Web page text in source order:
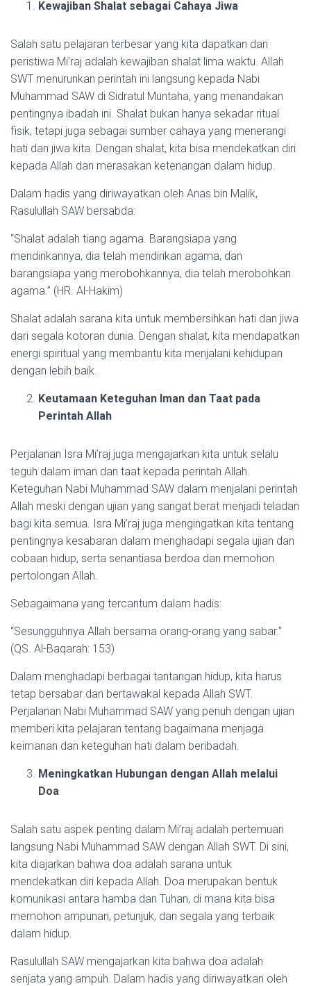
Kewajiban Shalat sebagai Cahaya Jiwa
Salah satu pelajaran terbesar yang kita dapatkan dari
peristiwa Mi’raj adalah kewajiban shalat lima waktu. Allah
SWT menurunkan perintah ini langsung kepada Nabi
Muhammad SAW di Sidratul Muntaha, yang menandakan
pentingnya ibadah ini. Shalat bukan hanya sekadar ritual
fisik, tetapi juga sebagai sumber cahaya yang menerangi
hati dan jiwa kita. Dengan shalat, kita bisa mendekatkan diri
kepada Allah dan merasakan ketenangan dalam hidup.
Dalam hadis yang diriwayatkan oleh Anas bin Malik,
Rasulullah SAW bersabda:
“Shalat adalah tiang agama. Barangsiapa yang
mendirikannya, dia telah mendirikan agama, dan
barangsiapa yang merobohkannya, dia telah merobohkan
agama.” (HR. Al-Hakim)
Shalat adalah sarana kita untuk membersihkan hati dan jiwa
dari segala kotoran dunia. Dengan shalat, kita mendapatkan
energi spiritual yang membantu kita menjalani kehidupan
dengan lebih baik.
Keutamaan Keteguhan Iman dan Taat pada
Perintah Allah
Perjalanan Isra Mi’raj juga mengajarkan kita untuk selalu
teguh dalam iman dan taat kepada perintah Allah.
Keteguhan Nabi Muhammad SAW dalam menjalani perintah
Allah meski dengan ujian yang sangat berat menjadi teladan
bagi kita semua. Isra Mi’raj juga mengingatkan kita tentang
pentingnya kesabaran dalam menghadapi segala ujian dan
cobaan hidup, serta senantiasa berdoa dan memohon
pertolongan Allah.
Sebagaimana yang tercantum dalam hadis:
“Sesungguhnya Allah bersama orang-orang yang sabar.”
(QS. Al-Baqarah: 153)
Dalam menghadapi berbagai tantangan hidup, kita harus
tetap bersabar dan bertawakal kepada Allah SWT.
Perjalanan Nabi Muhammad SAW yang penuh dengan ujian
memberi kita pelajaran tentang bagaimana menjaga
keimanan dan keteguhan hati dalam beribadah.
Meningkatkan Hubungan dengan Allah melalui
Doa
Salah satu aspek penting dalam Mi’raj adalah pertemuan
langsung Nabi Muhammad SAW dengan Allah SWT. Di sini,
kita diajarkan bahwa doa adalah sarana untuk
mendekatkan diri kepada Allah. Doa merupakan bentuk
komunikasi antara hamba dan Tuhan, di mana kita bisa
memohon ampunan, petunjuk, dan segala yang terbaik
dalam hidup.
Rasulullah SAW mengajarkan kita bahwa doa adalah
senjata yang ampuh. Dalam hadis yang diriwayatkan oleh